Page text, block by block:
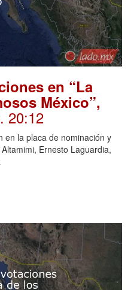
en “La
México”,
. 20:12
en la placa de nominación y
Ernesto Laguardia,